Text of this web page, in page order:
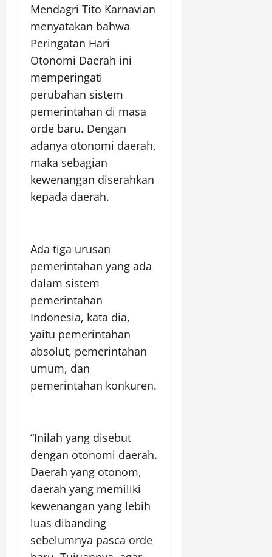
Mendagri Tito Karnavian
menyatakan bahwa
Peringatan Hari
Otonomi Daerah ini
memperingati
perubahan sistem
pemerintahan di masa
orde baru. Dengan
adanya otonomi daerah,
maka sebagian
kewenangan diserahkan
kepada daerah.
Ada tiga urusan
pemerintahan yang ada
dalam sistem
pemerintahan
Indonesia, kata dia,
yaitu pemerintahan
absolut, pemerintahan
umum, dan
pemerintahan konkuren.
“Inilah yang disebut
dengan otonomi daerah.
Daerah yang otonom,
daerah yang memiliki
kewenangan yang lebih
luas dibanding
sebelumnya pasca orde